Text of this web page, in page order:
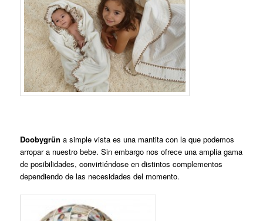
Doobygrün a simple vista es una mantita con la que podemos
arropar a nuestro bebe. Sin embargo nos ofrece una amplia gama
de posibilidades, convirtiéndose en distintos complementos
dependiendo de las necesidades del momento.